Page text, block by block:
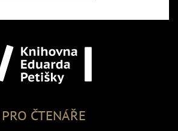
PRO ČTENÁŘE